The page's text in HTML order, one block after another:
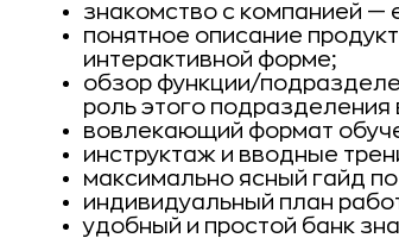
знакомство с компанией —
понятное описание
интерактивной форме;
обзор функции/
роль этого подразделения
вовлекающий формат
инструктаж и вводные
максимально ясный гайд
индивидуальный план
удобный и простой банк